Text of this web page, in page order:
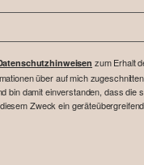
zum Erhalt
über auf mich
bin damit einverstanden, dass die
Zweck ein